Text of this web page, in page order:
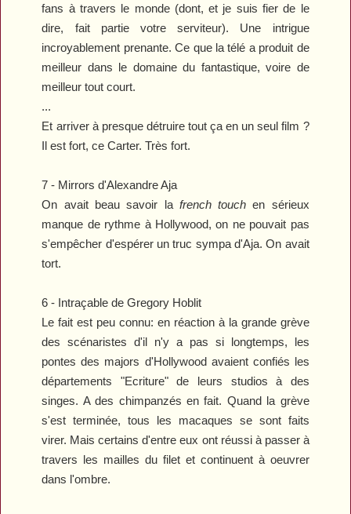
fans à travers le monde (dont, et je suis fier de le
dire, fait partie votre serviteur). Une intrigue
incroyablement prenante. Ce que la télé a produit de
meilleur dans le domaine du fantastique, voire de
meilleur tout court.
...
Et arriver à presque détruire tout ça en un seul film ?
Il est fort, ce Carter. Très fort.
7 - Mirrors d'Alexandre Aja
On avait beau savoir la french touch en sérieux
manque de rythme à Hollywood, on ne pouvait pas
s'empêcher d'espérer un truc sympa d'Aja. On avait
tort.
6 - Intraçable de Gregory Hoblit
Le fait est peu connu: en réaction à la grande grève
des scénaristes d'il n'y a pas si longtemps, les
pontes des majors d'Hollywood avaient confiés les
départements "Ecriture" de leurs studios à des
singes. A des chimpanzés en fait. Quand la grève
s'est terminée, tous les macaques se sont faits
virer. Mais certains d'entre eux ont réussi à passer à
travers les mailles du filet et continuent à oeuvrer
dans l'ombre.